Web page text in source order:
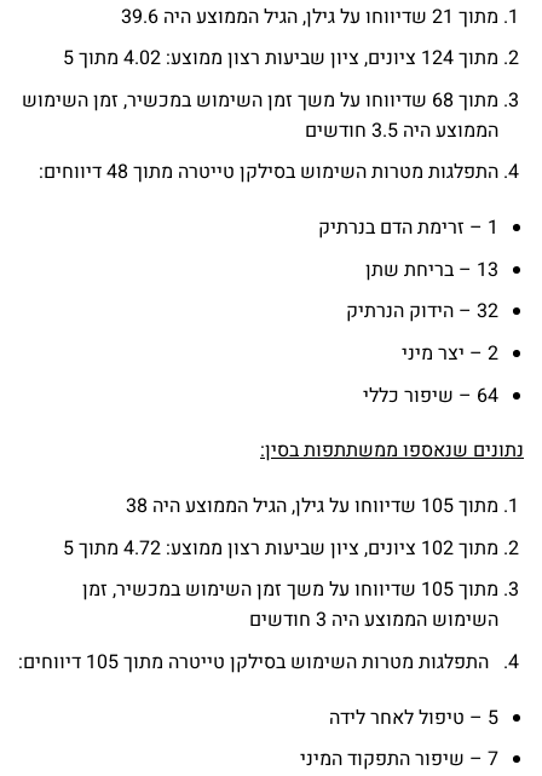
מתוך 21 שדיווחו על גילן, הגיל הממוצע היה 39.6
מתוך 124 ציונים, ציון שביעות רצון ממוצע: 4.02 מתוך 5
מתוך 68 שדיווחו על משך זמן השימוש במכשיר, זמן השימוש
הממוצע היה 3.5 חודשים
התפלגות מטרות השימוש בסילקן טייטרה מתוך 48 דיווחים:
1 – זרימת הדם בנרתיק
13 – בריחת שתן
32 – הידוק הנרתיק
2 – יצר מיני
64 – שיפור כללי
נתונים שנאספו ממשתתפות בסין:
מתוך 105 שדיווחו על גילן, הגיל הממוצע היה 38
מתוך 102 ציונים, ציון שביעות רצון ממוצע: 4.72 מתוך 5
מתוך 105 שדיווחו על משך זמן השימוש במכשיר, זמן
השימוש הממוצע היה 3 חודשים
התפלגות מטרות השימוש בסילקן טייטרה מתוך 105 דיווחים:
5 – טיפול לאחר לידה
7 – שיפור התפקוד המיני